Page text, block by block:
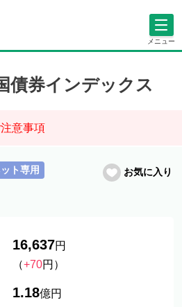
メニュー
債券インデックス
意事項
ト専用 お気に入り
16,637円
（+70円）
1.18億円